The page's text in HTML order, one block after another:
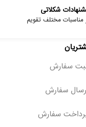
شکلاتی
مناسبات مختلف تقویم
سفارش
سفارش
سفارش